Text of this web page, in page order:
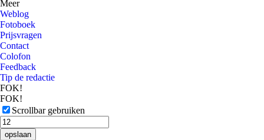
Meer
Weblog
Fotoboek
Prijsvragen
Contact
Colofon
Feedback
Tip de redactie
FOK!
FOK!
Scrollbar gebruiken
opslaan